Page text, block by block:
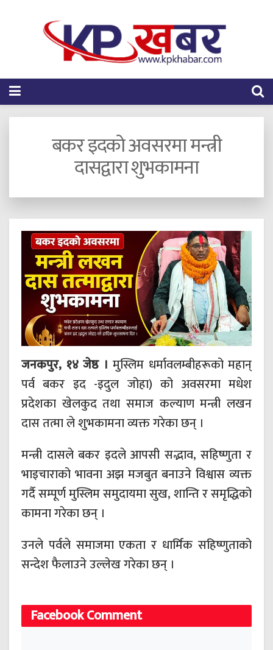
बकर इदको अवसरमा मन्त्री
दासद्वारा शुभकामना
जनकपुर, १४ जेष्ठ । मुस्लिम धर्मावलम्बीहरूको महान्
पर्व बकर इद -इदुल जोहा) को अवसरमा मधेश
प्रदेशका खेलकुद तथा समाज कल्याण मन्त्री लखन
दास तत्मा ले शुभकामना व्यक्त गरेका छन् ।
मन्त्री दासले बकर इदले आपसी सद्भाव, सहिष्णुता र
भाइचाराको भावना अझ मजबुत बनाउने विश्वास व्यक्त
गर्दै सम्पूर्ण मुस्लिम समुदायमा सुख, शान्ति र समृद्धिको
कामना गरेका छन् ।
उनले पर्वले समाजमा एकता र धार्मिक सहिष्णुताको
सन्देश फैलाउने उल्लेख गरेका छन् ।
Facebook Comment